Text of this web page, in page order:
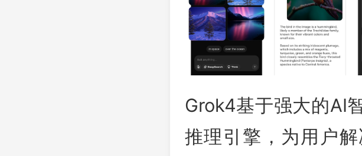
Grok4基于强大的AI
推理引擎，为用户